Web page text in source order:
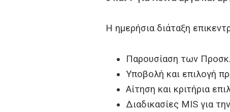
Η ημερήσια διάταξη
Παρουσίαση των
Υποβολή και επιλογή
Αίτηση και κριτήρια
Διαδικασίες MIS για